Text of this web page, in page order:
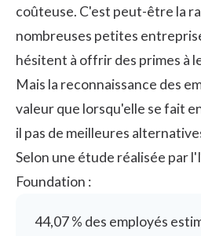
coûteuse. C'est peut-être la
nombreuses petites
hésitent à offrir des primes à
Mais la reconnaissance des
valeur que lorsqu'elle se fait
il pas de meilleures
Selon une étude réalisée par
Foundation :
44,07 % des employés